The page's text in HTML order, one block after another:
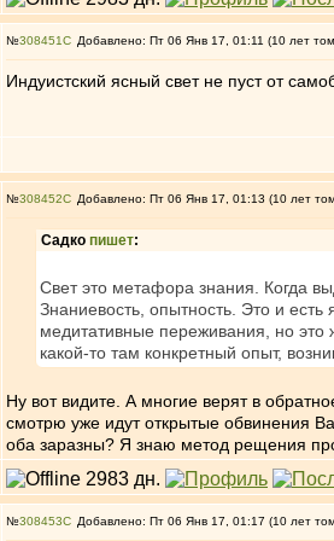
№308451 Добавлено: Пт 06 Янв 17, 01:11 (10 лет
Индуистский ясный свет не пуст от
№308452 Добавлено: Пт 06 Янв 17, 01:13 (10 лет
Садко пишет:
Свет это метафора знания. Когда
Знаниевость, опытность. Это и
медитативные переживания, но
какой-то там конкретный опыт,
Ну вот видите. А многие верят в
смотрю уже идут открытые обвинения
оба заразны? Я знаю метод рещения
№308453 Добавлено: Пт 06 Янв 17, 01:17 (10 лет